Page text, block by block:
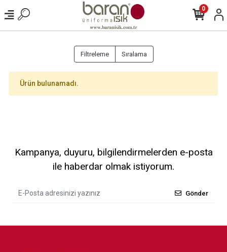
0
Filtreleme Sıralama
Ürün bulunamadı.
Kampanya, duyuru, bilgilendirmelerden e-posta
ile haberdar olmak istiyorum.
Gönder